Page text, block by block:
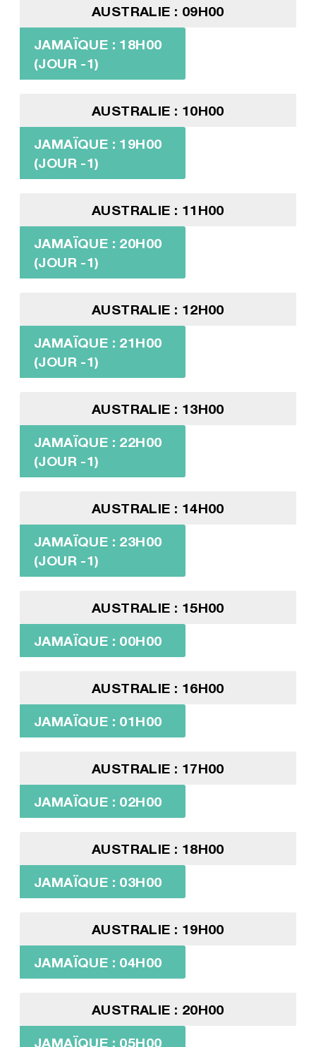
AUSTRALIE : 09H00
JAMAÏQUE : 18H00
(JOUR -1)
AUSTRALIE : 10H00
JAMAÏQUE : 19H00
(JOUR -1)
AUSTRALIE : 11H00
JAMAÏQUE : 20H00
(JOUR -1)
AUSTRALIE : 12H00
JAMAÏQUE : 21H00
(JOUR -1)
AUSTRALIE : 13H00
JAMAÏQUE : 22H00
(JOUR -1)
AUSTRALIE : 14H00
JAMAÏQUE : 23H00
(JOUR -1)
AUSTRALIE : 15H00
JAMAÏQUE : 00H00
AUSTRALIE : 16H00
JAMAÏQUE : 01H00
AUSTRALIE : 17H00
JAMAÏQUE : 02H00
AUSTRALIE : 18H00
JAMAÏQUE : 03H00
AUSTRALIE : 19H00
JAMAÏQUE : 04H00
AUSTRALIE : 20H00
JAMAÏQUE : 05H00